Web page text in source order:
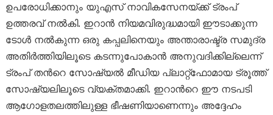
ഉപരോധിക്കാനും യുഎസ് നാവികസേനയ്ക്ക് ട്രംപ്
ഉത്തരവ് നൽകി. ഇറാൻ നിയമവിരുദ്ധമായി ഈടാക്കുന്ന
ടോൾ നൽകുന്ന ഒരു കപ്പലിനെയും അന്താരാഷ്ട്ര സമുദ്ര
അതിർത്തിയിലൂടെ കടന്നുപോകാൻ അനുവദിക്കില്ലെന്ന്
ട്രംപ് തന്‍റെ സോഷ്യൽ മീഡിയ പ്ലാറ്റ്‌ഫോമായ ട്രൂത്ത്
സോഷ്യലിലൂടെ വ്യക്തമാക്കി. ഇറാന്‍റെ ഈ നടപടി
ആഗോളതലത്തിലുള്ള ഭീഷണിയാണെന്നും അദ്ദേഹം